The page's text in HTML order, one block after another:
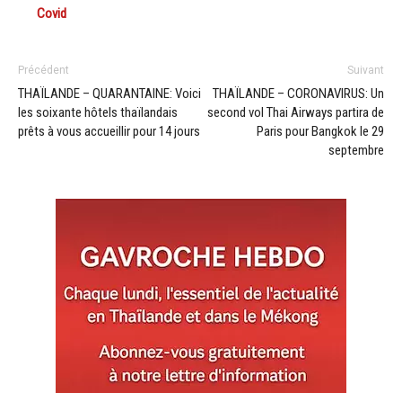
Covid
Précédent
THAÏLANDE – QUARANTAINE: Voici
les soixante hôtels thaïlandais
prêts à vous accueillir pour 14 jours
Suivant
THAÏLANDE – CORONAVIRUS: Un
second vol Thai Airways partira de
Paris pour Bangkok le 29
septembre